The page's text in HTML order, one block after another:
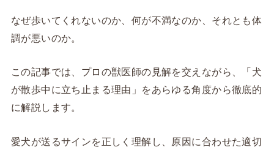
なぜ歩いてくれないのか、何が不満なのか、それとも体
調が悪いのか。
この記事では、プロの獣医師の見解を交えながら、「犬
が散歩中に立ち止まる理由」をあらゆる角度から徹底的
に解説します。
愛犬が送るサインを正しく理解し、原因に合わせた適切